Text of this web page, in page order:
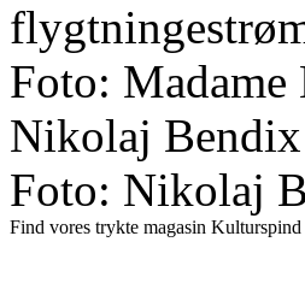
Foto:
Nikolaj Bendix
Foto: Nikolaj
Find vores trykte magasin